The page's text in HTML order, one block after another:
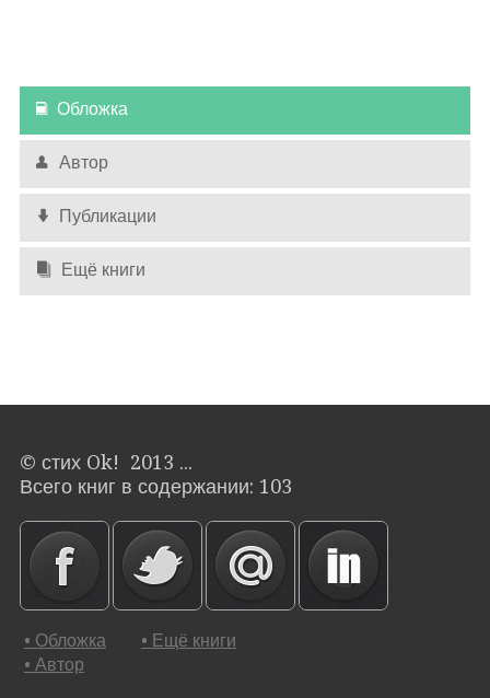
Обложка
Автор
Публикации
Ещё книги
© стих Ok! 2013 ...
Всего книг в содержании: 103
• Обложка
• Автор
• Ещё книги